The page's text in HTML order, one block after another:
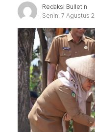
Redaksi Bulletin
Senin, 7 Agustus